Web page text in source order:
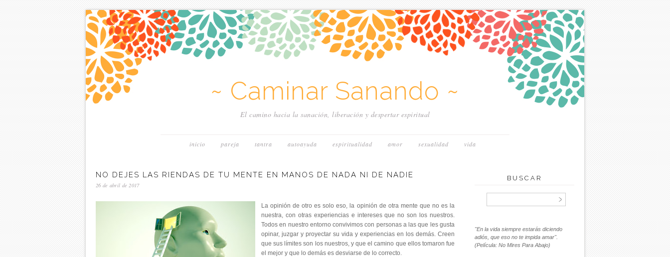
~ Caminar Sanando ~
El camino hacia la sanación, liberación y despertar espiritual
inicio pareja tantra autoayuda espiritualidad amor sexualidad vida
NO DEJES LAS RIENDAS DE TU MENTE EN MANOS DE NADA NI DE NADIE
26 de abril de 2017
La opinión de otro es solo eso, la opinión de otra mente que no es la
nuestra, con otras experiencias e intereses que no son los nuestros.
Todos en nuestro entorno convivimos con personas a las que les gusta
opinar, juzgar y proyectar su vida y experiencias en los demás. Creen
que sus límites son los nuestros, y que el camino que ellos tomaron fue
el mejor y que lo demás es desviarse de lo correcto.
BUSCAR
"En la vida siempre estarás diciendo
adiós, que eso no te impida amar".
(Película: No Mires Para Abajo)